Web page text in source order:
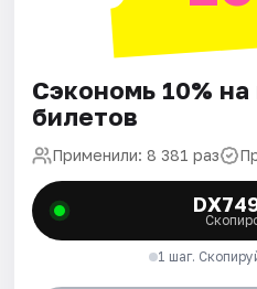
Сэкономь 10% на
билетов
Применили: 8 381 раз
1 шаг.